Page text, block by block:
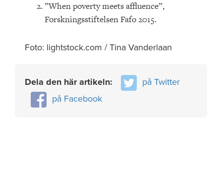
”When poverty meets affluence”,
Forskningsstiftelsen Fafo 2015.
Foto: lightstock.com / Tina Vanderlaan
Dela den här artikeln:
på Twitter
på Facebook